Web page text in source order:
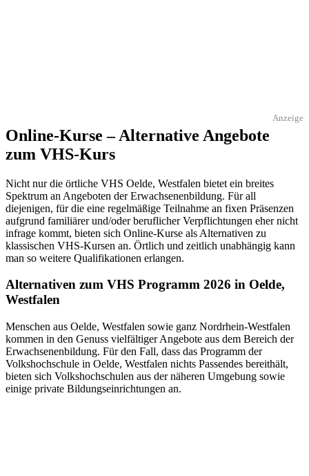
Anzeige
Online-Kurse – Alternative Angebote
zum VHS-Kurs
Nicht nur die örtliche VHS Oelde, Westfalen bietet ein breites
Spektrum an Angeboten der Erwachsenenbildung. Für all
diejenigen, für die eine regelmäßige Teilnahme an fixen Präsenzen
aufgrund familiärer und/oder beruflicher Verpflichtungen eher nicht
infrage kommt, bieten sich Online-Kurse als Alternativen zu
klassischen VHS-Kursen an. Örtlich und zeitlich unabhängig kann
man so weitere Qualifikationen erlangen.
Alternativen zum VHS Programm 2026 in Oelde,
Westfalen
Menschen aus Oelde, Westfalen sowie ganz Nordrhein-Westfalen
kommen in den Genuss vielfältiger Angebote aus dem Bereich der
Erwachsenenbildung. Für den Fall, dass das Programm der
Volkshochschule in Oelde, Westfalen nichts Passendes bereithält,
bieten sich Volkshochschulen aus der näheren Umgebung sowie
einige private Bildungseinrichtungen an.